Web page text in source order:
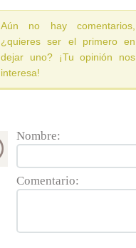
Aún no hay comentarios,
¿quieres ser el primero en
dejar uno? ¡Tu opinión nos
interesa!
Nombre:
Comentario: